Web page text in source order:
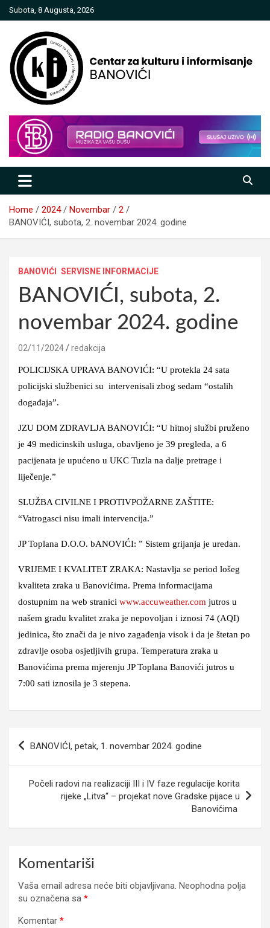
Skip
to
Subota, 8 Augusta, 2026
Centar za kulturu i informisanje
Banovići
Home 2024 Novembar
2
BANOVIĆI, subota, 2. novembar 2024. godine
BANOVIĆI SERVISNE INFORMACIJE
BANOVIĆI, subota, 2.
novembar 2024. godine
02/11/2024 redakcija
POLICIJSKA UPRAVA BANOVIĆI: “U protekla 24 sata
policijski službenici su intervenisali zbog sedam “ostalih
događaja”.
JZU DOM ZDRAVLJA BANOVIĆI: “U hitnoj službi pruženo
je 49 medicinskih usluga, obavljeno je 39 pregleda, a 6
pacijenata je upućeno u UKC Tuzla na dalje pretrage i
liječenje.”
SLUŽBA CIVILNE I PROTIVPOŽARNE ZAŠTITE:
“Vatrogasci nisu imali intervencija.”
JP Toplana D.O.O. bANOVIĆI: ” Sistem grijanja je uredan.
VRIJEME I KVALITET ZRAKA: Nastavlja se period lošeg
kvaliteta zraka u Banovićima. Prema informacijama
dostupnim na web stranici www.accuweather.com jutros u
našem gradu kvalitet zraka je nepovoljan i iznosi 74 (AQI)
jedinica, što znači da je nivo zagađenja visok i da je štetan po
zdravlje osoba osjetljivih grupa. Temperatura zraka u
Banovićima prema mjerenju JP Toplana Banovići jutros u
7:00 sati iznosila je 3 stepena.
BANOVIĆI, petak, 1. novembar 2024. godine
Počeli radovi na realizaciji III i IV faze regulacije korita
rijeke „Litva“ – projekat nove Gradske pijace u
Banovićima
Komentariši
Vaša email adresa neće biti objavljivana. Neophodna polja
su označena sa *
Komentar *